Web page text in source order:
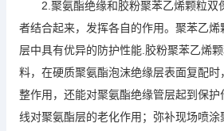
2.聚氨酯绝缘和胶粉聚苯乙烯颗粒双
者结合起来，发挥各自的作用。聚苯乙
层中具有优异的防护性能.胶粉聚苯乙烯
料，在硬质聚氨酯泡沫绝缘层表面复配
整作用，还能对聚氨酯绝缘管层起到保
线对聚氨酯层的老化作用；弥补现场喷涂